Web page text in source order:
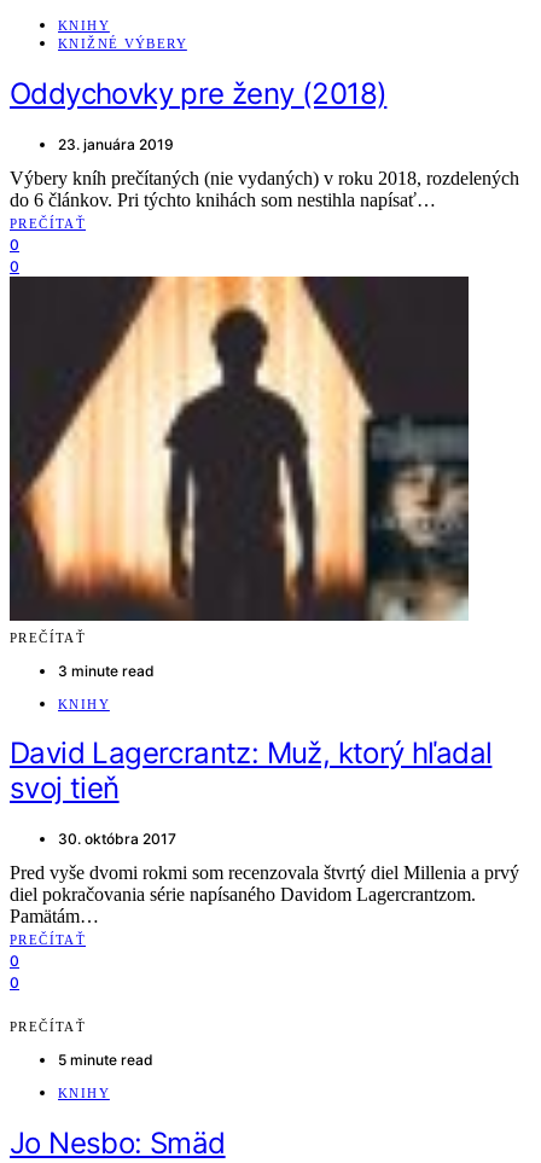
KNIHY
KNIŽNÉ VÝBERY
Oddychovky pre ženy (2018)
23. januára 2019
Výbery kníh prečítaných (nie vydaných) v roku 2018, rozdelených
do 6 článkov. Pri týchto knihách som nestihla napísať…
PREČÍTAŤ
0
0
PREČÍTAŤ
3 minute read
KNIHY
David Lagercrantz: Muž, ktorý hľadal
svoj tieň
30. októbra 2017
Pred vyše dvomi rokmi som recenzovala štvrtý diel Millenia a prvý
diel pokračovania série napísaného Davidom Lagercrantzom.
Pamätám…
PREČÍTAŤ
0
0
PREČÍTAŤ
5 minute read
KNIHY
Jo Nesbo: Smäd